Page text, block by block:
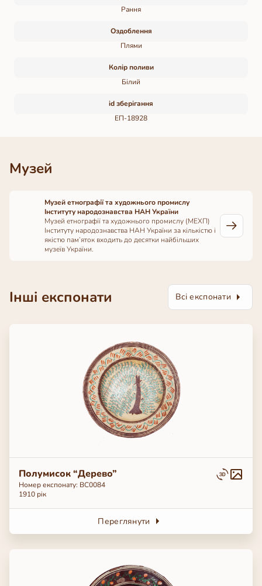
Рання
Оздоблення
Плями
Колір поливи
Білий
id зберігання
ЕП-18928
Музей
Музей етнографії та художнього промислу
Інституту народознавства НАН України
Музей етнографії та художнього промислу (МЕХП)
Інституту народознавства НАН України за кількістю і
якістю пам’яток входить до десятки найбільших
музеїв України.
Інші експонати Всі експонати
Полумисок “Дерево”
Номер експонату: BC0084
1910 рік
Переглянути